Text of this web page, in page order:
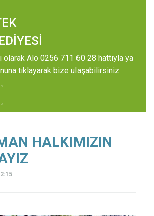
Alo 0256 711 60 28 hattıyla ya
tıklayarak bize ulaşabilirsiniz.
HALKIMIZIN